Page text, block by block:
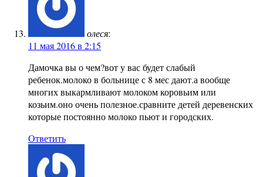
олеся:
11 мая 2016 в 2:15
Дамочка вы о чем?вот у вас будет слабый
ребенок.молоко в больнице с 8 мес дают.а вообще
многих выкармливают молоком коровьим или
козьим.оно очень полезное.сравните детей деревенских
которые постоянно молоко пьют и городских.
Ответить